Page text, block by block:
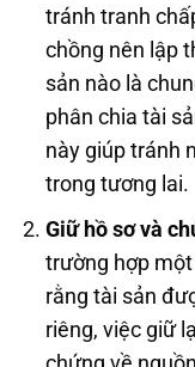
tránh tranh
chồng nên lập
sản nào là
phân chia tài
này giúp tránh
trong tương lai.
Giữ hồ sơ và
trường hợp
rằng tài sản
riêng, việc giữ